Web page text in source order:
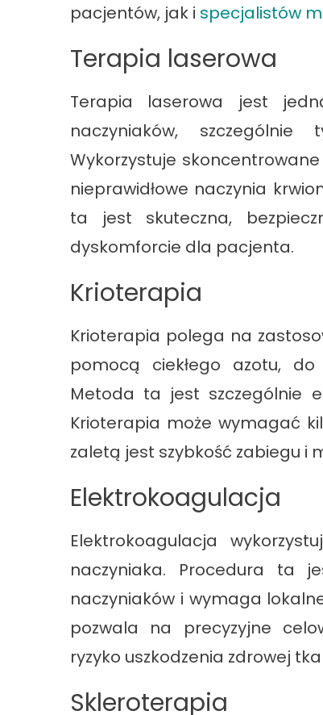
pacjentów, jak i specjalistów
Terapia laserowa
Terapia laserowa jest
naczyniaków,
Wykorzystuje
nieprawidłowe naczynia
ta jest skuteczna,
dyskomforcie dla pacjenta.
Krioterapia
Krioterapia polega na
pomocą ciekłego azotu,
Metoda ta jest szczególnie
Krioterapia może wymagać
zaletą jest szybkość zabiegu i
Elektrokoagulacja
Elektrokoagulacja
naczyniaka. Procedura ta
naczyniaków i wymaga
pozwala na precyzyjne
ryzyko uszkodzenia zdrowej
Skleroterapia